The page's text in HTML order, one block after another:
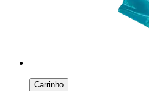
Carrinho